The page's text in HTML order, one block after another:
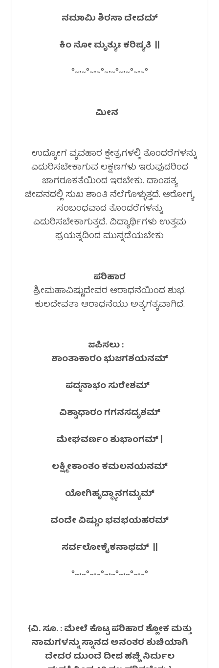
ನಮಾಮಿ ಶಿರಸಾ ದೇವಮ್
ಕಿಂ ನೋ ಮೃತ್ಯುಃ ಕರಿಷ್ಯತಿ ||
°~•~°~•~°~•~°~•~°~•~°
ಮೀನ
ಉದ್ಯೋಗ ವ್ಯವಹಾರ ಕ್ಷೇತ್ರಗಳಲ್ಲಿ ತೊಂದರೆಗಳನ್ನು
ಎದುರಿಸಬೇಕಾಗುವ ಲಕ್ಷಣಗಳು ಇರುವುದರಿಂದ
ಜಾಗರೂಕತೆಯಿಂದ ಇರಬೇಕು. ದಾಂಪತ್ಯ
ಜೀವನದಲ್ಲಿ ಸುಖ ಶಾಂತಿ ನೆಲೆಗೊಳ್ಳುತ್ತದೆ. ಆರೋಗ್ಯ
ಸಂಬಂಧವಾದ ತೊಂದರೆಗಳನ್ನು
ಎದುರಿಸಬೇಕಾಗುತ್ತದೆ. ವಿದ್ಯಾರ್ಥಿಗಳು ಉತ್ತಮ
ಪ್ರಯತ್ನದಿಂದ ಮುನ್ನಡೆಯಬೇಕು
ಪರಿಹಾರ
ಶ್ರೀಮಹಾವಿಷ್ಣುದೇವರ ಆರಾಧನೆಯಿಂದ ಶುಭ.
ಕುಲದೇವತಾ ಆರಾಧನೆಯು ಅತ್ಯಗತ್ಯವಾಗಿದೆ.
ಜಪಿಸಲು :
ಶಾಂತಾಕಾರಂ ಭುಜಗಶಯನಮ್
ಪದ್ಮನಾಭಂ ಸುರೇಶಮ್
ವಿಶ್ವಾಧಾರಂ ಗಗನಸದೃಶಮ್
ಮೇಘವರ್ಣಂ ಶುಭಾಂಗಮ್ |
ಲಕ್ಷ್ಮೀಕಾಂತಂ ಕಮಲನಯನಮ್
ಯೋಗಿಹೃದ್ಧ್ಯಾನಗಮ್ಯಮ್
ವಂದೇ ವಿಷ್ಣುಂ ಭವಭಯಹರಮ್
ಸರ್ವಲೋಕೈಕನಾಥಮ್ ||
°~•~°~•~°~•~°~•~°~•~°
{ವಿ. ಸೂ. : ಮೇಲೆ ಕೊಟ್ಟ ಪರಿಹಾರ ಶ್ಲೋಕ ಮತ್ತು
ನಾಮಗಳನ್ನು ಸ್ನಾನದ ಅನಂತರ ಶುಚಿಯಾಗಿ
ದೇವರ ಮುಂದೆ ದೀಪ ಹಚ್ಚಿ ನಿರ್ಮಲ